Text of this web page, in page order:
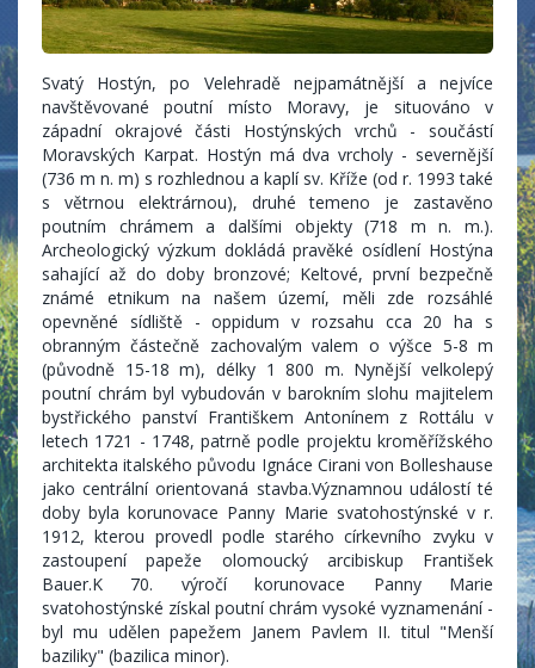
Svatý Hostýn, po Velehradě nejpamátnější a nejvíce
navštěvované poutní místo Moravy, je situováno v
západní okrajové části Hostýnských vrchů - součástí
Moravských Karpat. Hostýn má dva vrcholy - severnější
(736 m n. m) s rozhlednou a kaplí sv. Kříže (od r. 1993 také
s větrnou elektrárnou), druhé temeno je zastavěno
poutním chrámem a dalšími objekty (718 m n. m.).
Archeologický výzkum dokládá pravěké osídlení Hostýna
sahající až do doby bronzové; Keltové, první bezpečně
známé etnikum na našem území, měli zde rozsáhlé
opevněné sídliště - oppidum v rozsahu cca 20 ha s
obranným částečně zachovalým valem o výšce 5-8 m
(původně 15-18 m), délky 1 800 m. Nynější velkolepý
poutní chrám byl vybudován v barokním slohu majitelem
bystřického panství Františkem Antonínem z Rottálu v
letech 1721 - 1748, patrně podle projektu kroměřížského
architekta italského původu Ignáce Cirani von Bolleshause
jako centrální orientovaná stavba.Významnou událostí té
doby byla korunovace Panny Marie svatohostýnské v r.
1912, kterou provedl podle starého církevního zvyku v
zastoupení papeže olomoucký arcibiskup František
Bauer.K 70. výročí korunovace Panny Marie
svatohostýnské získal poutní chrám vysoké vyznamenání -
byl mu udělen papežem Janem Pavlem II. titul "Menší
baziliky" (bazilica minor).